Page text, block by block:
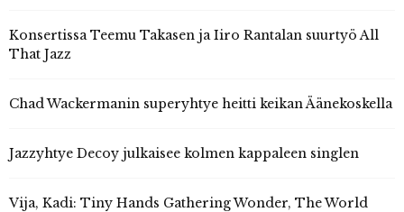
Konsertissa Teemu Takasen ja Iiro Rantalan suurtyö All
That Jazz
Chad Wackermanin superyhtye heitti keikan Äänekoskella
Jazzyhtye Decoy julkaisee kolmen kappaleen singlen
Vija, Kadi: Tiny Hands Gathering Wonder, The World